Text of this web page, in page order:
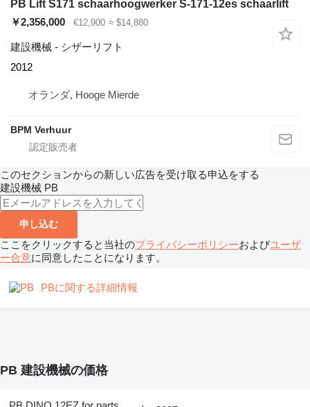
PB Lift S171 schaarhoogwerker S-171-12es schaarlift
￥2,356,000
€12,900 ≈ $14,880
建設機械 - シザーリフト
2012
オランダ, Hooge Mierde
BPM Verhuur
このセクションからの新しい広告を受け取る申込をする
建設機械 PB
申し込む
ここをクリックすると当社のプライバシーポリシーおよびユーザ
ー合意に同意したことになります。
PBに関する詳細情報
PB 建設機械の価格